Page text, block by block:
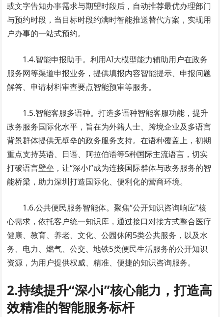
或文字告知办事需求与期望时段后，自动推荐最优办理部门
与预约时段，当目标时段约满时智能推送替代方案，实现用
户办事的一站式预约。
1.4.智能申报助手。利用AI大模型能力辅助用户在政务
服务网等渠道申报业务，提供填报内容智能提示、申报问题
解答、申请材料审查要点智能预审等服务。
1.5.智能客服多语种。打造多语种智能客服功能，提升
政务服务国际化水平，旨在为外籍人士、跨境企业及多语言
背景群体提供无壁垒的政务服务支持。在语种覆盖上，初期
重点支持英语、日语、阿拉伯语等5种国际主流语言，切实
打破语言壁垒，让“深小i”成为连接国际群体与政务服务的智
能桥梁，助力深圳打造国际化、便利化的营商环境。
1.6.公共便民服务智能体。聚焦“公开知识咨询响应”核
心需求，依托客户统一知识库，通过接口对接方式整合医疗
健康、教育、养老、文化、公园休闲5类公共服务，以及水
务、电力、燃气、公交、地铁5类便民生活服务的公开知识
资源，为用户提供权威、精准、便捷的知识咨询服务。
2.持续提升“深小i”核心能力，打造高
效精准的智能服务标杆